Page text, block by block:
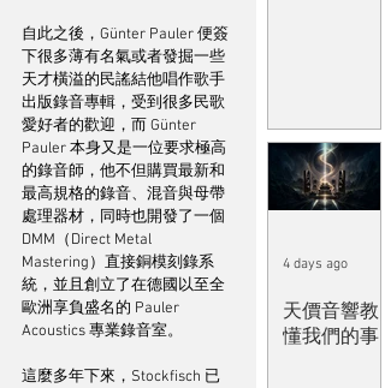
自此之後，Günter Pauler 便簽
下很多薄有名氣或者發掘一些
天才橫溢的民謠結他唱作歌手
出版錄音專輯，受到很多民歌
愛好者的歡迎，而 Günter
Pauler 本身又是一位要求極高
的錄音師，他不但購買最新和
最高規格的錄音、混音與母帶
處理器材，同時也開發了一個
DMM（Direct Metal
Mastering）直接銅模刻錄系
統，並且創立了在德國以至全
歐洲享負盛名的 Pauler
Acoustics 專業錄音室。
這麼多年下來，Stockfisch 已
天價音響教
懂我們的事
4 days ago